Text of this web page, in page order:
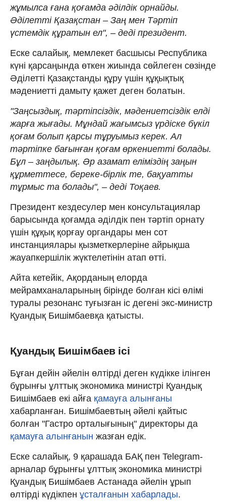
жұмылса ғана қоғамда әділдік орнайды.
Әділетті Қазақстан – Заң мен Тәртіп
үстемдік құратын ел", – деді президент.
Еске салайық, мемлекет басшысы Республика
күні қарсаңында өткен жиында сөйлеген сөзінде
Әділетті Қазақстанды құру үшін құқықтық
мәдениетті дамыту қажет деген болатын.
"Заңсыздық, тәртіпсіздік, мәдениетсіздік елді
жарға жығады. Мұндай жағымсыз үрдіске бүкіл
қоғам болып қарсы тұруымыз керек. Ал
тәртіпке бағынған қоғам өркениетті болады.
Бұл – заңдылық. Әр азамат еліміздің заңын
құрметтесе, береке-бірлік те, бақуатты
тұрмыс та болады", – деді Тоқаев.
Президент кездесулер мен консультациялар
барысында қоғамда әділдік пен тәртіп орнату
үшін құқық қорғау органдары мен сот
инстанциялары қызметкерлеріне айрықша
жауапкершілік жүктелетінін атап өтті.
Айта кетейік, Ақорданың елорда
мейрамханаларының бірінде болған кісі өлімі
туралы резонанс туғызған іс дегені экс-министр
Қуандық Бишімбаевқа қатысты.
Қуандық Бишімбаев ісі
Бұған дейін әйелін өлтірді деген күдікке ілінген
бұрынғы ұлттық экономика министрі Қуандық
Бишімбаев екі айға қамауға алынғаны
хабарланған. Бишімбаевтың әйелі қайтыс
болған "Гастро орталығының" директоры да
қамауға алынғанын жазған едік.
Еске салайық, 9 қарашада БАҚ пен Telegram-
арналар бұрынғы ұлттық экономика министрі
Қуандық Бишімбаев Астанада әйелін ұрып
өлтірді күдікпен ұсталғанын хабарлады.